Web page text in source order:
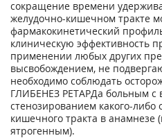
сокращение времени
желудочно-кишечном тракте
фармакокинетический
клиническую эффективность
применении любых других
высвобождением, не
необходимо соблюдать
ГЛИБЕНЕЗ РЕТАРДа больным
стенозированием какого-либо
кишечного тракта в анамнезе
ятрогенным).